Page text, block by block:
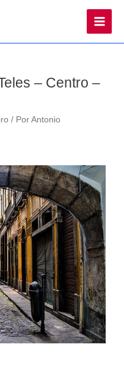
Main
– Centro –
/ Por Antonio